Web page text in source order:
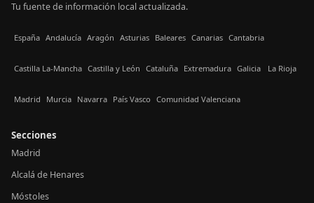
Tu fuente de información local actualizada.
España Andalucía Aragón Asturias Baleares Canarias Cantabria
Castilla La-Mancha Castilla y León Cataluña Extremadura Galicia La Rioja
Madrid Murcia Navarra País Vasco Comunidad Valenciana
Secciones
Madrid
Alcalá de Henares
Móstoles